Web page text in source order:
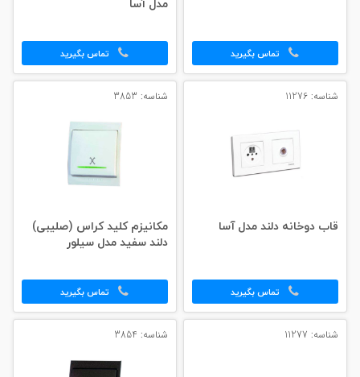
تماس بگیرید تماس بگیرید
شناسه: 11276
قاب دوخانه دلند مدل آسا
تماس بگیرید
شناسه: 3853
مکانیزم کلید کراس (صلیبی)
دلند سفید مدل سیلور
تماس بگیرید
شناسه: 11277 شناسه: 3854